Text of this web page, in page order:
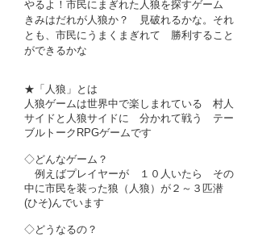
やるよ！市民にまぎれた人狼を探すゲーム
きみはだれが人狼か？ 見破れるかな。それ
とも、市民にうまくまぎれて 勝利すること
ができるかな
★「人狼」とは
人狼ゲームは世界中で楽しまれている 村人
サイドと人狼サイドに 分かれて戦う テー
ブルトークRPGゲームです
◇どんなゲーム？
例えばプレイヤーが １０人いたら その
中に市民を装った狼（人狼）が２～３匹潜
(ひそ)んでいます
◇どうなるの？